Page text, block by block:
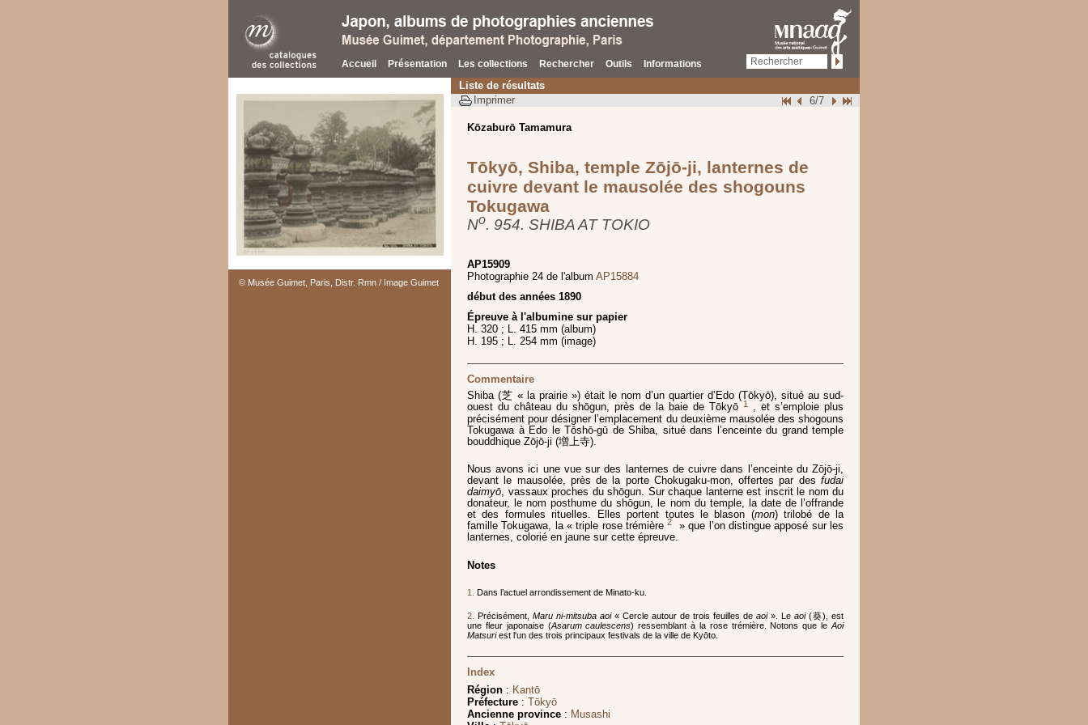
Accueil Présentation Les collections Rechercher Outils Informations
© Musée Guimet, Paris, Distr. Rmn / Image Guimet
Liste de résultats
6/7
Imprimer
Kōzaburō Tamamura
Tōkyō, Shiba, temple Zōjō-ji, lanternes de
cuivre devant le mausolée des shogouns
Tokugawa
No. 954. SHIBA AT TOKIO
AP15909
Photographie 24 de l'album AP15884
début des années 1890
Épreuve à l'albumine sur papier
H. 320 ; L. 415 mm (album)
H. 195 ; L. 254 mm (image)
Commentaire
Shiba (芝 « la prairie ») était le nom d’un quartier d’Edo (Tōkyō), situé au sud-
ouest du château du shōgun, près de la baie de Tōkyō 1
, et s’emploie plus
précisément pour désigner l’emplacement du deuxième mausolée des shogouns
Tokugawa à Edo le Tōshō-gū de Shiba, situé dans l’enceinte du grand temple
bouddhique Zōjō-ji (増上寺).
Nous avons ici une vue sur des lanternes de cuivre dans l’enceinte du Zōjō-ji,
devant le mausolée, près de la porte Chokugaku-mon, offertes par des fudai
daimyō , vassaux proches du shōgun. Sur chaque lanterne est inscrit le nom du
donateur, le nom posthume du shōgun, le nom du temple, la date de l’offrande
et des formules rituelles. Elles portent toutes le blason (mon) trilobé de la
famille Tokugawa, la « triple rose trémière 2
» que l’on distingue apposé sur les
lanternes, colorié en jaune sur cette épreuve.
Notes
1. Dans l’actuel arrondissement de Minato-ku.
2. Précisément, Maru ni-mitsuba aoi« Cercle autour de trois feuilles de aoi». Le aoi(葵), est
une fleur japonaise (Asarum caulescens) ressemblant à la rose trémière. Notons que leAoi
Matsuriest l'un des trois principaux festivals de la ville de Kyōto.
Index
Région : Kantō
Préfecture : Tōkyō
Ancienne province : Musashi